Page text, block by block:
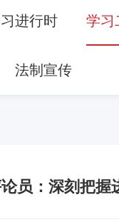
进行时 学习
法制宣传
员：深刻把